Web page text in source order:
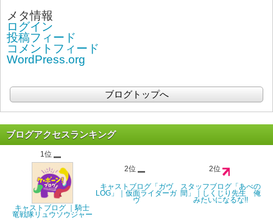
メタ情報
ログイン
投稿フィード
コメントフィード
WordPress.org
ブログトップへ
ブログアクセスランキング
1位
キャストブログ ｜騎士
竜戦隊リュウソウジャー
2位
キャストブログ「ガヴ
LOG」｜仮面ライダーガ
ヴ
2位
スタッフブログ「あべの
間」｜しくじり先生 俺
みたいになるな!!